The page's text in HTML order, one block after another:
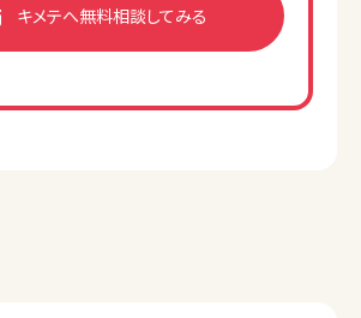
キメテへ無料相談してみる